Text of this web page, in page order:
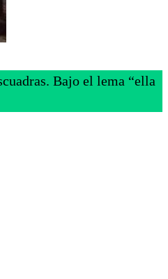
Bajo el lema “ella